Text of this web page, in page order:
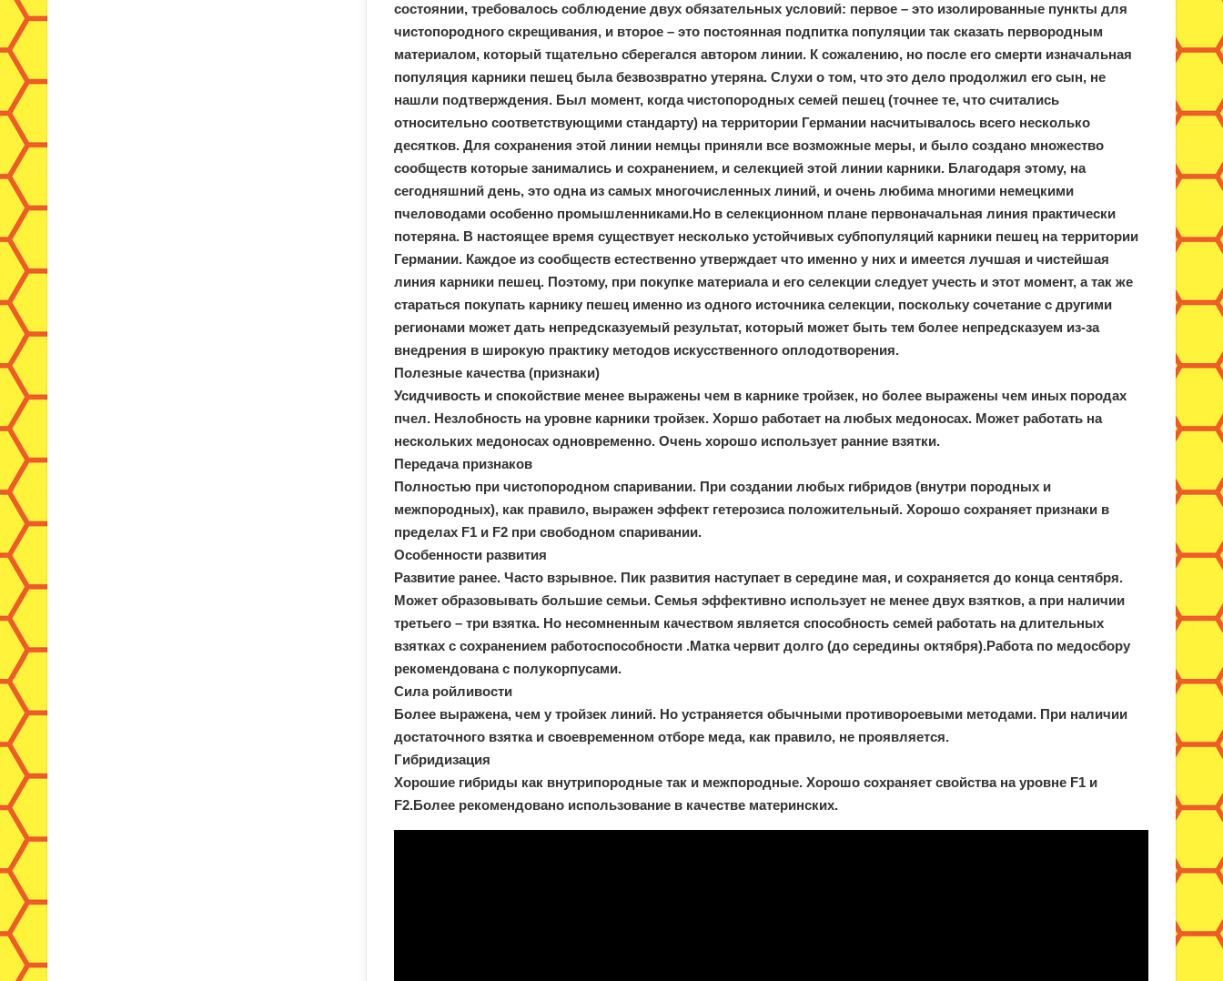
состоянии, требовалось соблюдение двух обязательных условий: первое – это изолированные пункты для
чистопородного скрещивания, и второе – это постоянная подпитка популяции так сказать первородным
материалом, который тщательно сберегался автором линии. К сожалению, но после его смерти изначальная
популяция карники пешец была безвозвратно утеряна. Слухи о том, что это дело продолжил его сын, не
нашли подтверждения. Был момент, когда чистопородных семей пешец (точнее те, что считались
относительно соответствующими стандарту) на территории Германии насчитывалось всего несколько
десятков. Для сохранения этой линии немцы приняли все возможные меры, и было создано множество
сообществ которые занимались и сохранением, и селекцией этой линии карники. Благодаря этому, на
сегодняшний день, это одна из самых многочисленных линий, и очень любима многими немецкими
пчеловодами особенно промышленниками.Но в селекционном плане первоначальная линия практически
потеряна. В настоящее время существует несколько устойчивых субпопуляций карники пешец на территории
Германии. Каждое из сообществ естественно утверждает что именно у них и имеется лучшая и чистейшая
линия карники пешец. Поэтому, при покупке материала и его селекции следует учесть и этот момент, а так же
стараться покупать карнику пешец именно из одного источника селекции, поскольку сочетание с другими
регионами может дать непредсказуемый результат, который может быть тем более непредсказуем из-за
внедрения в широкую практику методов искусственного оплодотворения.
Полезные качества (признаки)
Усидчивость и спокойствие менее выражены чем в карнике тройзек, но более выражены чем иных породах
пчел. Незлобность на уровне карники тройзек. Хоршо работает на любых медоносах. Может работать на
нескольких медоносах одновременно. Очень хорошо использует ранние взятки.
Передача признаков
Полностью при чистопородном спаривании. При создании любых гибридов (внутри породных и
межпородных), как правило, выражен эффект гетерозиса положительный. Хорошо сохраняет признаки в
пределах F1 и F2 при свободном спаривании.
Особенности развития
Развитие ранее. Часто взрывное. Пик развития наступает в середине мая, и сохраняется до конца сентября.
Может образовывать большие семьи. Семья эффективно использует не менее двух взятков, а при наличии
третьего – три взятка. Но несомненным качеством является способность семей работать на длительных
взятках с сохранением работоспособности .Матка червит долго (до середины октября).Работа по медосбору
рекомендована с полукорпусами.
Сила ройливости
Более выражена, чем у тройзек линий. Но устраняется обычными противороевыми методами. При наличии
достаточного взятка и своевременном отборе меда, как правило, не проявляется.
Гибридизация
Хорошие гибриды как внутрипородные так и межпородные. Хорошо сохраняет свойства на уровне F1 и
F2.Более рекомендовано использование в качестве материнских.